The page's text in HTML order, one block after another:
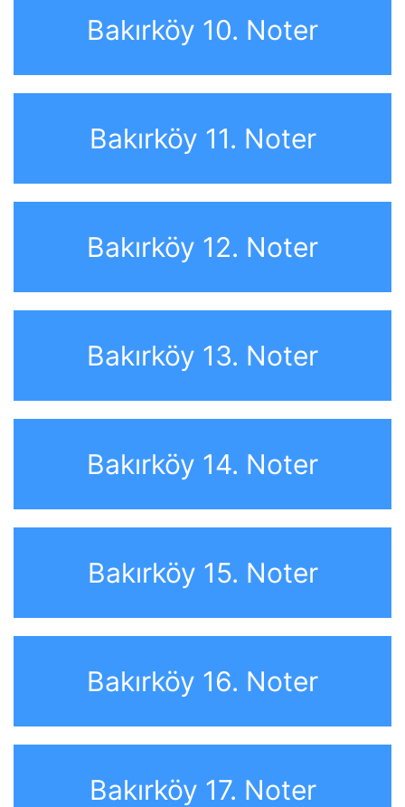
Bakırköy 10. Noter
Bakırköy 11. Noter
Bakırköy 12. Noter
Bakırköy 13. Noter
Bakırköy 14. Noter
Bakırköy 15. Noter
Bakırköy 16. Noter
Bakırköy 17. Noter